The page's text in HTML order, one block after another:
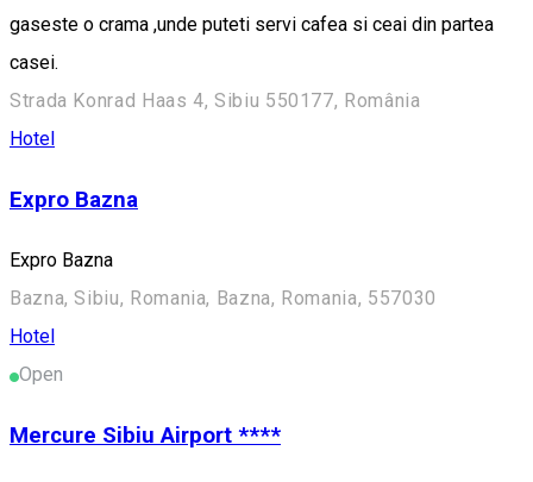
gaseste o crama ,unde puteti servi cafea si ceai din partea
casei.
Strada Konrad Haas 4, Sibiu 550177, România
Hotel
Expro Bazna
Expro Bazna
Bazna, Sibiu, Romania, Bazna, Romania, 557030
Hotel
Open
Mercure Sibiu Airport ****